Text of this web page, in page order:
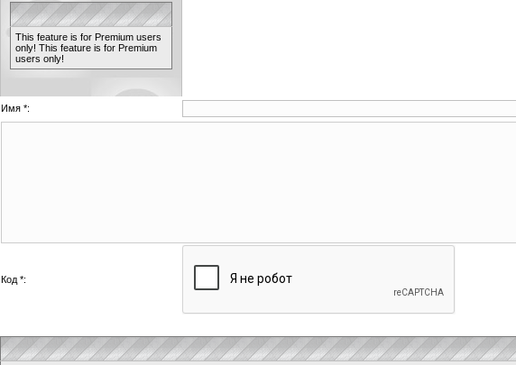
This feature is for Premium users
only! This feature is for Premium
users only!
Имя *:
Код *: